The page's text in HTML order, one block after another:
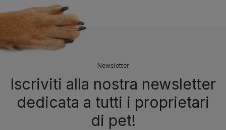
Newsletter
Iscriviti alla nostra newsletter
dedicata a tutti i proprietari
di pet!